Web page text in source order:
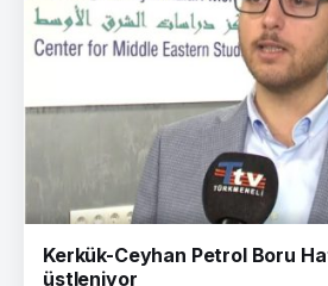
Kerkük-Ceyhan Petrol Boru
üstleniyor